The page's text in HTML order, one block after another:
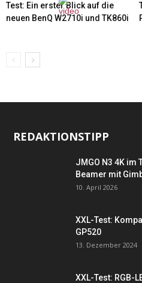
Test: Ein erster Blick auf die
neuen BenQ W2710i und TK860i
REDAKTIONSTIPP
JMGO N3 4K im
Beamer mit
10. April 2026
XXL-Test:
GP520
13. Dezember 2024
XXL-Test: RGB-